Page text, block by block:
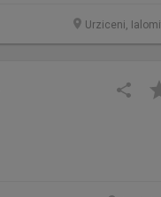
Urziceni,